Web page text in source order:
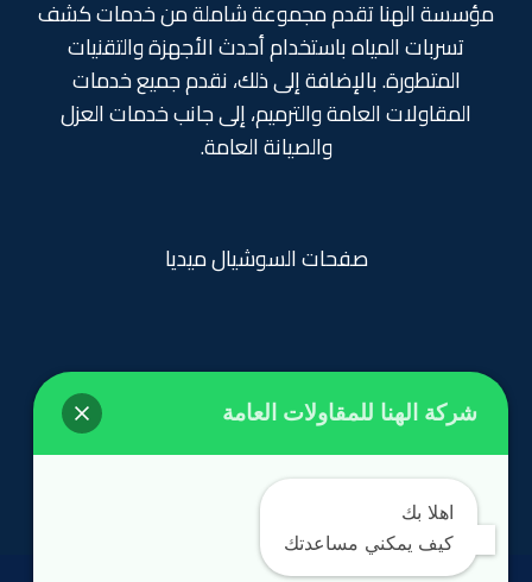
مؤسسة الهنا تقدم مجموعة شاملة من خدمات كشف
تسربات المياه باستخدام أحدث الأجهزة والتقنيات
المتطورة. بالإضافة إلى ذلك، نقدم جميع خدمات
المقاولات العامة والترميم، إلى جانب خدمات العزل
والصيانة العامة.
صفحات السوشيال ميديا
روابط تهمك
الرئيسية
شركة الهنا للمقاولات العامة
اهلا بك
كيف يمكني مساعدتك